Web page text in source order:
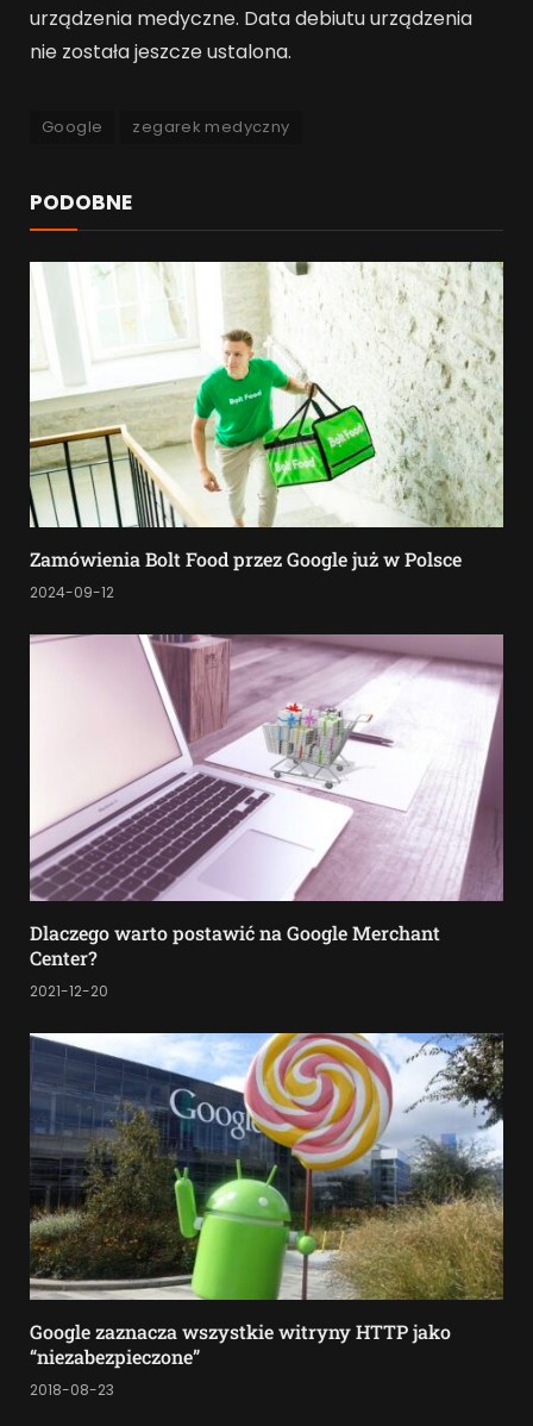
urządzenia medyczne. Data debiutu urządzenia
nie została jeszcze ustalona.
Google zegarek medyczny
PODOBNE
Zamówienia Bolt Food przez Google już w Polsce
2024-09-12
Dlaczego warto postawić na Google Merchant
Center?
2021-12-20
Google zaznacza wszystkie witryny HTTP jako
“niezabezpieczone”
2018-08-23